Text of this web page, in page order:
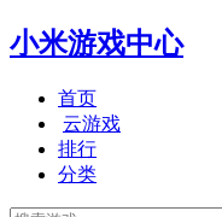
小米游戏中心
首页
云游戏
排行
分类